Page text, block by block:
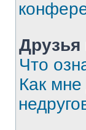
Друзья
Что
Как мне